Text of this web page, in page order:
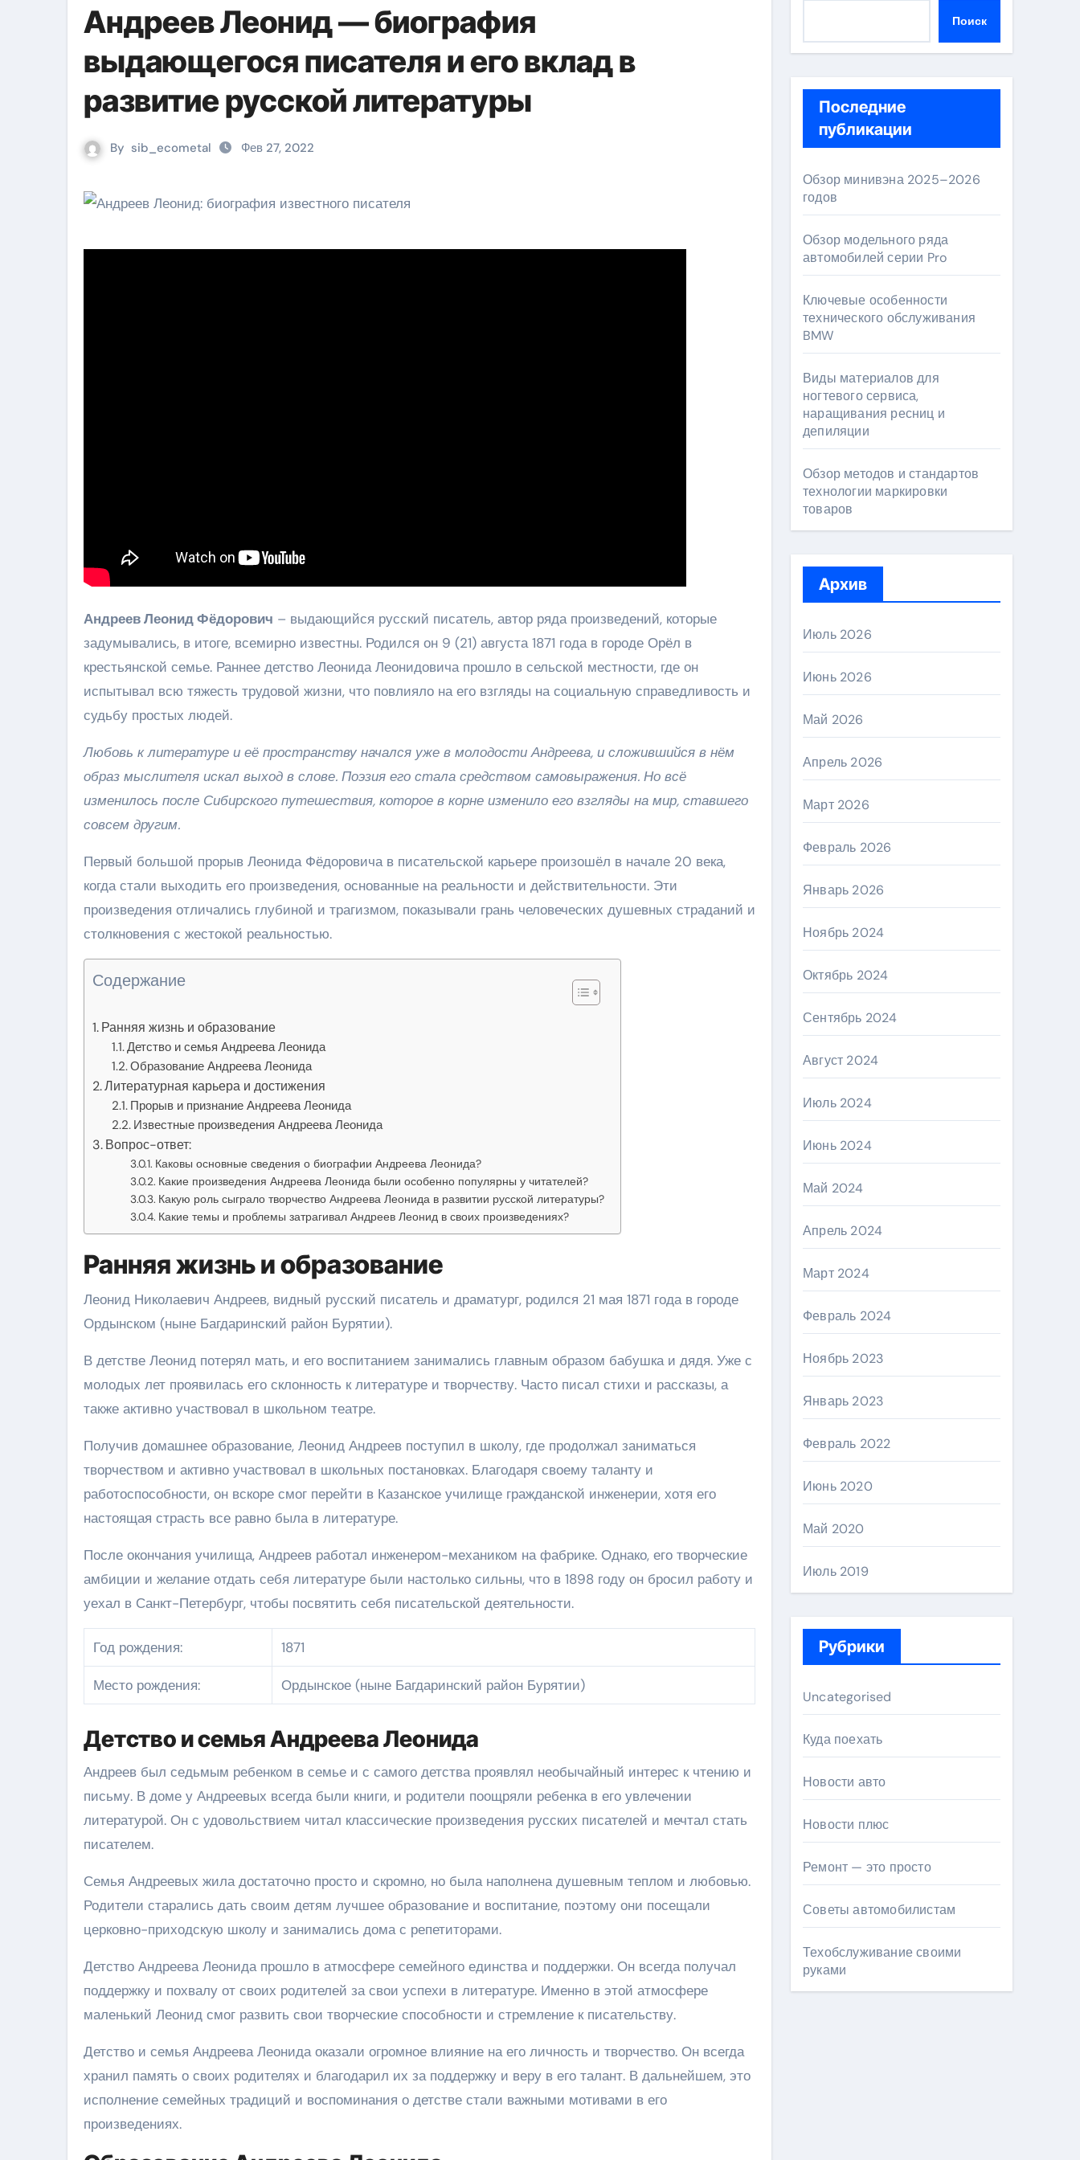
Андреев Леонид — биография
выдающегося писателя и его вклад в
развитие русской литературы
By sib_ecometal Фев 27, 2022
Андреев Леонид Фёдорович – выдающийся русский писатель, автор ряда произведений, которые
задумывались, в итоге, всемирно известны. Родился он 9 (21) августа 1871 года в городе Орёл в
крестьянской семье. Раннее детство Леонида Леонидовича прошло в сельской местности, где он
испытывал всю тяжесть трудовой жизни, что повлияло на его взгляды на социальную справедливость и
судьбу простых людей.
Любовь к литературе и её пространству начался уже в молодости Андреева, и сложившийся в нём
образ мыслителя искал выход в слове. Поэзия его стала средством самовыражения. Но всё
изменилось после Сибирского путешествия, которое в корне изменило его взгляды на мир, ставшего
совсем другим.
Первый большой прорыв Леонида Фёдоровича в писательской карьере произошёл в начале 20 века,
когда стали выходить его произведения, основанные на реальности и действительности. Эти
произведения отличались глубиной и трагизмом, показывали грань человеческих душевных страданий и
столкновения с жестокой реальностью.
Содержание
Ранняя жизнь и образование
Детство и семья Андреева Леонида
Образование Андреева Леонида
Литературная карьера и достижения
Прорыв и признание Андреева Леонида
Известные произведения Андреева Леонида
Вопрос-ответ:
Каковы основные сведения о биографии Андреева Леонида?
Какие произведения Андреева Леонида были особенно популярны у читателей?
Какую роль сыграло творчество Андреева Леонида в развитии русской литературы?
Какие темы и проблемы затрагивал Андреев Леонид в своих произведениях?
Ранняя жизнь и образование
Леонид Николаевич Андреев, видный русский писатель и драматург, родился 21 мая 1871 года в городе
Ордынском (ныне Багдаринский район Бурятии).
В детстве Леонид потерял мать, и его воспитанием занимались главным образом бабушка и дядя. Уже с
молодых лет проявилась его склонность к литературе и творчеству. Часто писал стихи и рассказы, а
также активно участвовал в школьном театре.
Получив домашнее образование, Леонид Андреев поступил в школу, где продолжал заниматься
творчеством и активно участвовал в школьных постановках. Благодаря своему таланту и
работоспособности, он вскоре смог перейти в Казанское училище гражданской инженерии, хотя его
настоящая страсть все равно была в литературе.
После окончания училища, Андреев работал инженером-механиком на фабрике. Однако, его творческие
амбиции и желание отдать себя литературе были настолько сильны, что в 1898 году он бросил работу и
уехал в Санкт-Петербург, чтобы посвятить себя писательской деятельности.
Год рождения: 1871
Место рождения: Ордынское (ныне Багдаринский район Бурятии)
Детство и семья Андреева Леонида
Андреев был седьмым ребенком в семье и с самого детства проявлял необычайный интерес к чтению и
письму. В доме у Андреевых всегда были книги, и родители поощряли ребенка в его увлечении
литературой. Он с удовольствием читал классические произведения русских писателей и мечтал стать
писателем.
Семья Андреевых жила достаточно просто и скромно, но была наполнена душевным теплом и любовью.
Родители старались дать своим детям лучшее образование и воспитание, поэтому они посещали
церковно-приходскую школу и занимались дома с репетиторами.
Детство Андреева Леонида прошло в атмосфере семейного единства и поддержки. Он всегда получал
поддержку и похвалу от своих родителей за свои успехи в литературе. Именно в этой атмосфере
маленький Леонид смог развить свои творческие способности и стремление к писательству.
Детство и семья Андреева Леонида оказали огромное влияние на его личность и творчество. Он всегда
хранил память о своих родителях и благодарил их за поддержку и веру в его талант. В дальнейшем, это
исполнение семейных традиций и воспоминания о детстве стали важными мотивами в его
произведениях.
Поиск
Последние
публикации
Обзор минивэна 2025–2026
годов
Обзор модельного ряда
автомобилей серии Pro
Ключевые особенности
технического обслуживания
BMW
Виды материалов для
ногтевого сервиса,
наращивания ресниц и
депиляции
Обзор методов и стандартов
технологии маркировки
товаров
Архив
Июль 2026
Июнь 2026
Май 2026
Апрель 2026
Март 2026
Февраль 2026
Январь 2026
Ноябрь 2024
Октябрь 2024
Сентябрь 2024
Август 2024
Июль 2024
Июнь 2024
Май 2024
Апрель 2024
Март 2024
Февраль 2024
Ноябрь 2023
Январь 2023
Февраль 2022
Июнь 2020
Май 2020
Июль 2019
Рубрики
Uncategorised
Куда поехать
Новости авто
Новости плюс
Ремонт — это просто
Советы автомобилистам
Техобслуживание своими
руками